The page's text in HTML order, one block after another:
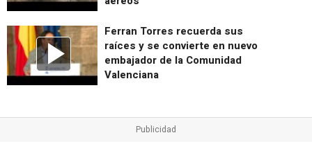
Ferran Torres recuerda sus
raíces y se convierte en nuevo
embajador de la Comunidad
Valenciana